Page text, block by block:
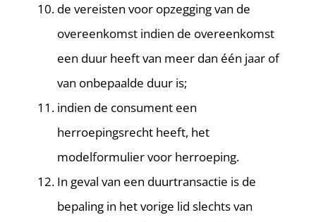
de vereisten voor opzegging van de
overeenkomst indien de overeenkomst
een duur heeft van meer dan één jaar of
van onbepaalde duur is;
indien de consument een
herroepingsrecht heeft, het
modelformulier voor herroeping.
In geval van een duurtransactie is de
bepaling in het vorige lid slechts van